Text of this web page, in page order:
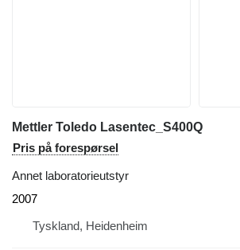
Mettler Toledo Lasentec_S400Q
Pris på forespørsel
Annet laboratorieutstyr
2007
Tyskland, Heidenheim